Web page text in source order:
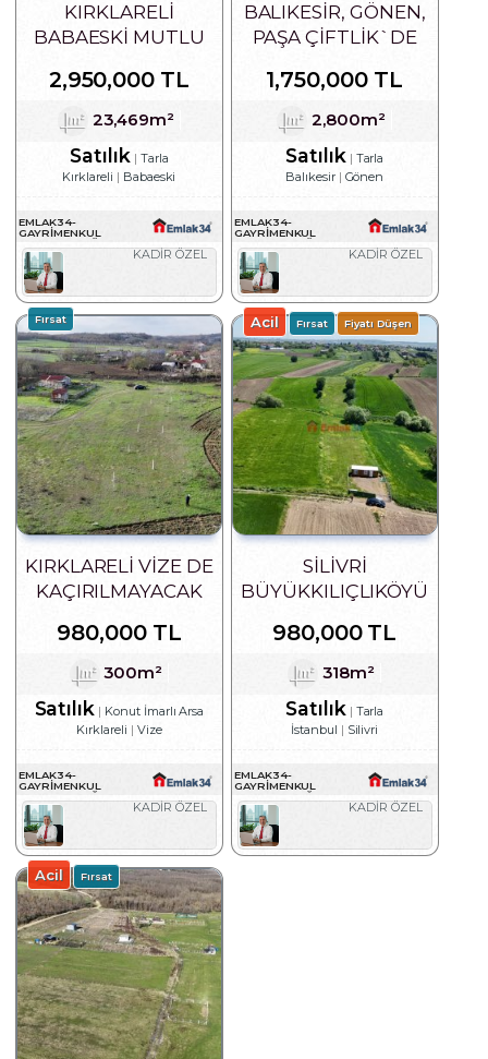
KIRKLARELI
BABAESKI MUTLU
TARLA
2,950,000 TL
23,469m²
Satılık
Tarla
Kırklareli
Babaeski
EMLAK34-
GAYRIMENKUL
DANIŞMANLIĞI
KADİR ÖZEL
BALIKESIR, GÖNEN,
PAŞA ÇIFTLIK`DE
SATILIK ARSA
1,750,000 TL
2,800m²
Satılık
Tarla
Balıkesir
Gönen
EMLAK34-
GAYRIMENKUL
DANIŞMANLIĞI
KADİR ÖZEL
Fırsat
KIRKLARELİ VİZE DE
KAÇIRILMAYACAK
ARSA
980,000 TL
300m²
Satılık
Konut İmarlı Arsa
Kırklareli
Vize
EMLAK34-
GAYRIMENKUL
DANIŞMANLIĞI
KADİR ÖZEL
Acil Fırsat Fiyatı Düşen
SILIVRI
BÜYÜKKILIÇLIKÖYÜ
HISSELI TARLA
980,000 TL
318m²
Satılık
Tarla
İstanbul
Silivri
EMLAK34-
GAYRIMENKUL
DANIŞMANLIĞI
KADİR ÖZEL
Acil Fırsat